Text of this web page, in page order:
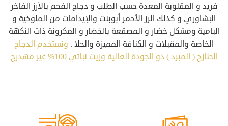
فريد و المقلوبة المعدة حسب الطلب و دجاج الفحم بالأرز الفاخر
البشاوري و كذلك الرز الأحمر أبوبنت والإيدامات من الملوخية و
البامية ومشكل خضار و المصقعة بالخضار و المكرونة ذات النكهة
الخاصة والمقبلات و الكنافة المميزة والحلا . ونستخدم الدجاج
الطازج ( المبرد ) ذو الجودة العالية وزيت نباتي 100% غير مهدرج